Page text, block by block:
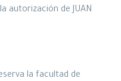
autorización de JUAN
la facultad de